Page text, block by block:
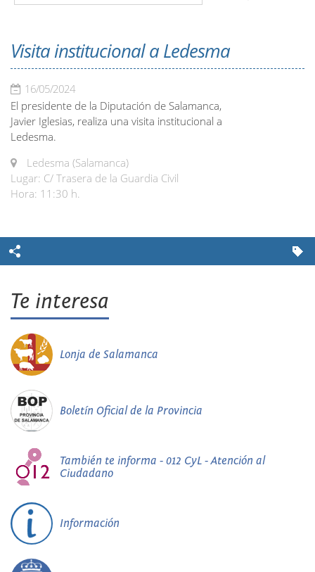
Visita institucional a Ledesma
16/05/2024
El presidente de la Diputación de Salamanca,
Javier Iglesias, realiza una visita institucional a
Ledesma.
Ledesma (Salamanca)
Lugar: C/ Trasera de la Guardia Civil
Hora: 11:30 h.
Te interesa
Lonja de Salamanca
Boletín Oficial de la Provincia
También te informa - 012 CyL - Atención al
Ciudadano
Información